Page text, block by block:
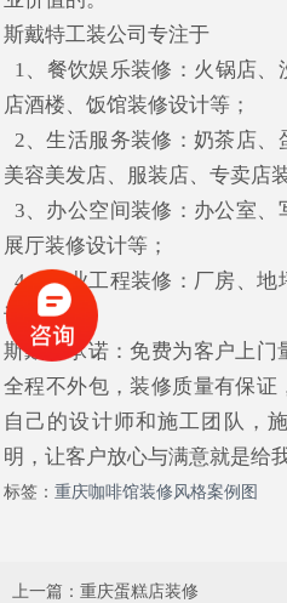
斯戴特工装公司专注于
1、餐饮娱乐装修：火锅店
店酒楼、饭馆装修设计等；
2、生活服务装修：奶茶店、
美容美发店、服装店、专卖店
3、办公空间装修：办公室、
展厅装修设计等；
4、工业工程装修：厂房、
设计等。
斯戴特承诺：免费为客户上门
全程不外包，装修质量有保证
自己的设计师和施工团队，
明，让客户放心与满意就是给
标签： 重庆咖啡馆装修风格案例图
上一篇： 重庆蛋糕店装修